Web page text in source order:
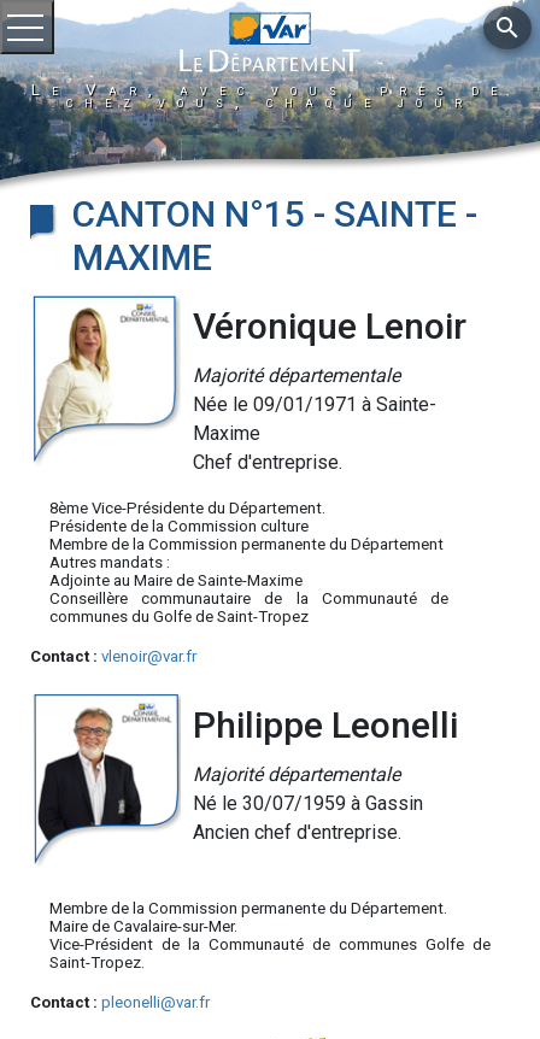
Ouvrir le menu
Le Var, avec vous, près de
chez vous, chaque jour
search
CANTON N°15 - SAINTE -
MAXIME
Véronique Lenoir
Majorité départementale
Née le 09/01/1971 à Sainte-
Maxime
Chef d'entreprise.
8ème Vice-Présidente du Département.
Présidente de la Commission culture
Membre de la Commission permanente du Département
Autres mandats :
Adjointe au Maire de Sainte-Maxime
Conseillère communautaire de la Communauté de
communes du Golfe de Saint-Tropez
Contact : vlenoir@var.fr
Philippe Leonelli
Majorité départementale
Né le 30/07/1959 à Gassin
Ancien chef d'entreprise.
Membre de la Commission permanente du Département.
Maire de Cavalaire-sur-Mer.
Vice-Président de la Communauté de communes Golfe de
Saint-Tropez.
Contact : pleonelli@var.fr